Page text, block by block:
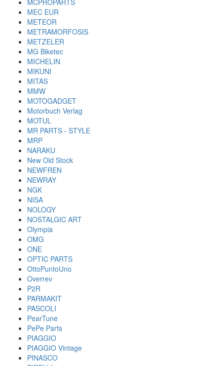
MCPROPARTS
MEC EUR
METEOR
METRAMORFOSIS
METZELER
MG Biketec
MICHELIN
MIKUNI
MITAS
MMW
MOTOGADGET
Motorbuch Verlag
MOTUL
MR PARTS - STYLE
MRP
NARAKU
New Old Stock
NEWFREN
NEWRAY
NGK
NISA
NOLOGY
NOSTALGIC ART
Olympia
OMG
ONE
OPTIC PARTS
OttoPuntoUno
Overrev
P2R
PARMAKIT
PASCOLI
PearTune
PePe Parts
PIAGGIO
PIAGGIO Vintage
PINASCO